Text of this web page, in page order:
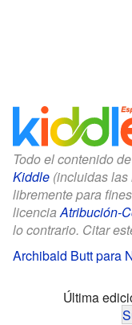
Todo el contenido
Kiddle (incluidas
libremente para
licenciaAtribución-
lo contrario. Citar
Archibald Butt para
Última